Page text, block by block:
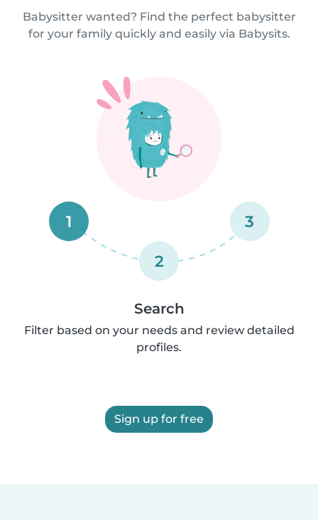
Babysitter wanted? Find the perfect babysitter
for your family quickly and easily via Babysits.
1
2
3
Search
Filter based on your needs and review detailed
profiles.
Sign up for free